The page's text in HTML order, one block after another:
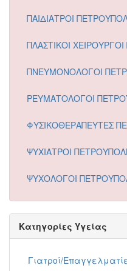
ΠΑΙΔΙΑΤΡΟΙ
ΠΛΑΣΤΙΚΟΙ
ΠΝΕΥΜΟΝΟΛΟΓΟΙ
ΡΕΥΜΑΤΟΛΟΓΟΙ
ΦΥΣΙΚΟΘΕΡΑΠΕΥΤΕΣ
ΨΥΧΙΑΤΡΟΙ
ΨΥΧΟΛΟΓΟΙ
Κατηγορίες Υγείας
Γιατροί/